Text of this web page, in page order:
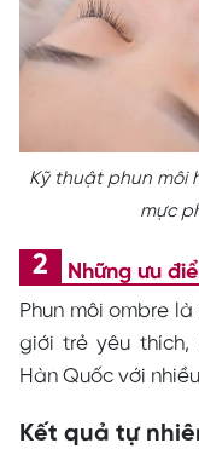
Kỹ thuật phun môi
mực
Những ưu
Phun môi ombre
giới trẻ yêu
Hàn Quốc với
Kết quả tự